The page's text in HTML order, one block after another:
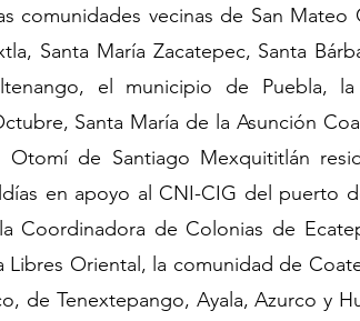
comunidades vecinas de San Mateo
Santa María Zacatepec, Santa
el municipio de Puebla,
Santa María de la Asunción
Otomí de Santiago Mexquititlán
en apoyo al CNI-CIG del puerto
Coordinadora de Colonias de
Libres Oriental, la comunidad de
de Tenextepango, Ayala, Azurco y